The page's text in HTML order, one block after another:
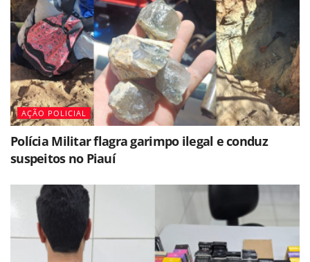
AÇÃO POLICIAL
Polícia Militar flagra garimpo ilegal e conduz
suspeitos no Piauí